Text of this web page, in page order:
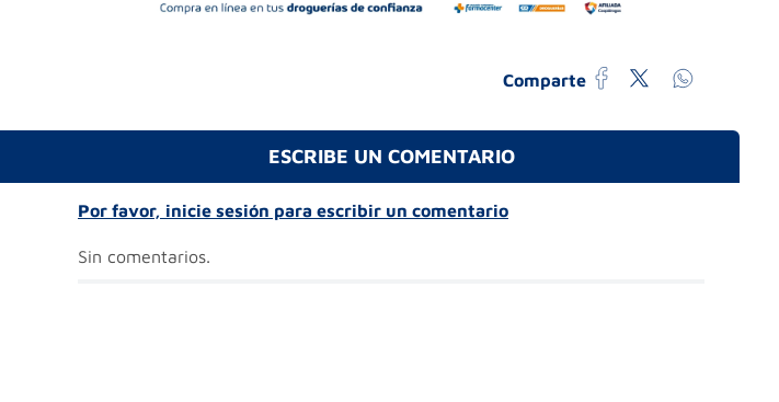
Comparte
ESCRIBE UN COMENTARIO
Por favor, inicie sesión para escribir un comentario
Sin comentarios.